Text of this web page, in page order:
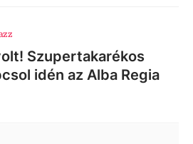
Szupertakarékos
idén az Alba Regia